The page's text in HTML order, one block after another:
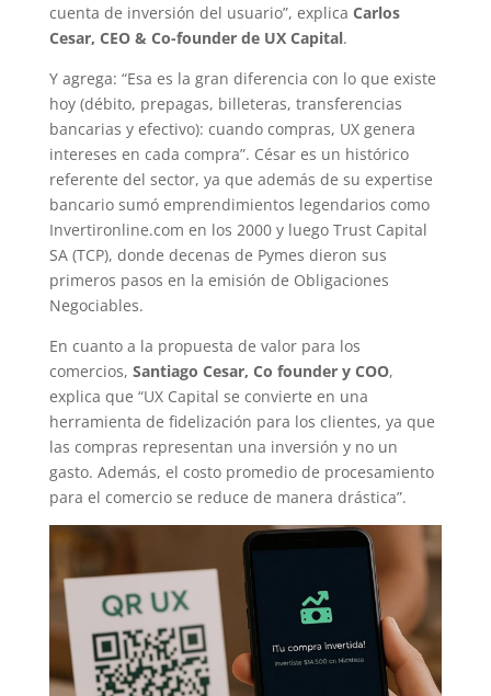
cuenta de inversión del usuario”, explica Carlos
Cesar, CEO & Co-founder de UX Capital.
Y agrega: “Esa es la gran diferencia con lo que existe
hoy (débito, prepagas, billeteras, transferencias
bancarias y efectivo): cuando compras, UX genera
intereses en cada compra”. César es un histórico
referente del sector, ya que además de su expertise
bancario sumó emprendimientos legendarios como
Invertironline.com en los 2000 y luego Trust Capital
SA (TCP), donde decenas de Pymes dieron sus
primeros pasos en la emisión de Obligaciones
Negociables.
En cuanto a la propuesta de valor para los
comercios, Santiago Cesar, Co founder y COO,
explica que “UX Capital se convierte en una
herramienta de fidelización para los clientes, ya que
las compras representan una inversión y no un
gasto. Además, el costo promedio de procesamiento
para el comercio se reduce de manera drástica”.